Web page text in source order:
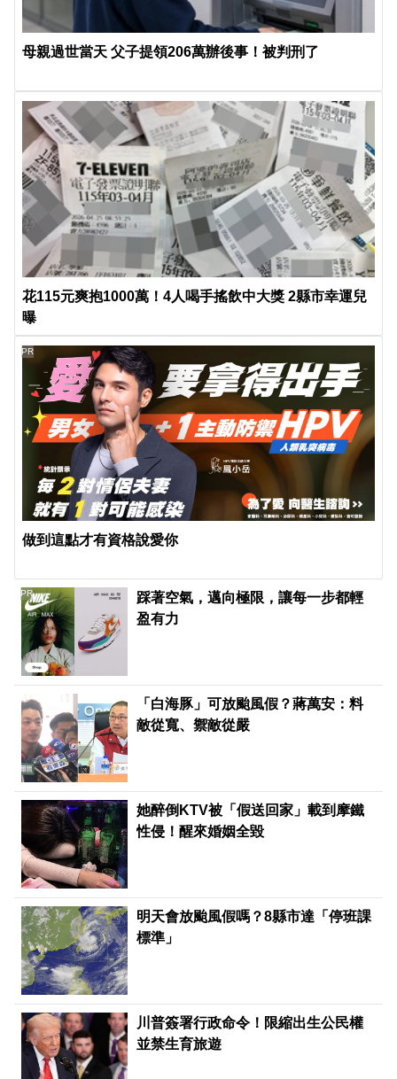
母親過世當天 父子提領206萬辦後事！被判刑了
花115元爽抱1000萬！4人喝手搖飲中大獎 2縣市幸運兒
曝
做到這點才有資格說愛你
PR
踩著空氣，邁向極限，讓每一步都輕
盈有力
PR
「白海豚」可放颱風假？蔣萬安：料
敵從寬、禦敵從嚴
她醉倒KTV被「假送回家」載到摩鐵
性侵！醒來婚姻全毀
明天會放颱風假嗎？8縣市達「停班課
標準」
川普簽署行政命令！限縮出生公民權
並禁生育旅遊